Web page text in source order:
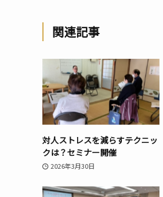
関連記事
対人ストレスを減らすテクニッ
クは？セミナー開催
2026年3月30日